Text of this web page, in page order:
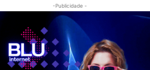
-Publicidade -